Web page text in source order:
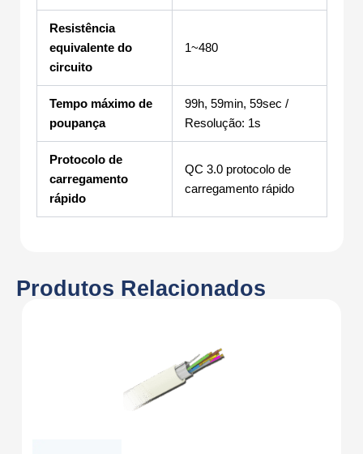
Resistência
equivalente do
circuito
1~480
Tempo máximo de
poupança
99h, 59min, 59sec /
Resolução: 1s
Protocolo de
carregamento
rápido
QC 3.0 protocolo de
carregamento rápido
Produtos Relacionados